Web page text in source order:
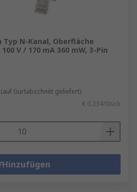
Typ N-Kanal, Oberfläche
V / 170 mA 360 mW, 3-Pin
Gurtabschnitt geliefert)
€ 0,234/Stück
Hinzufügen